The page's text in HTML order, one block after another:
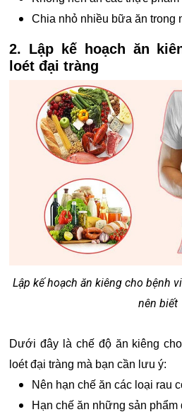
Chia nhỏ nhiều bữa ăn trong
2. Lập kế hoạch ăn
loét đại tràng
Lập kế hoạch ăn kiêng cho bệnh
nên biết
Dưới đây là chế độ ăn kiêng
loét đại tràng mà bạn cần lưu ý:
Nên hạn chế ăn các loại rau
Hạn chế ăn những sản